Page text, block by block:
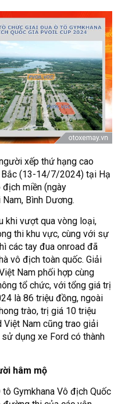
xếp thứ hạng cao
Bắc (13-14/7/2024) tại Hạ
địch miền (ngày
Bình Dương.
khi vượt qua vòng loại,
thi khu vực, cùng với sự
các tay đua onroad đã
vô địch toàn quốc. Giải
Nam phối hợp cùng
tổ chức, với tổng giá trị
là 86 triệu đồng, ngoài
trào, trị giá 10 triệu
Việt Nam cũng trao giải
dụng xe Ford có thành
hâm mộ
Gymkhana Vô địch Quốc